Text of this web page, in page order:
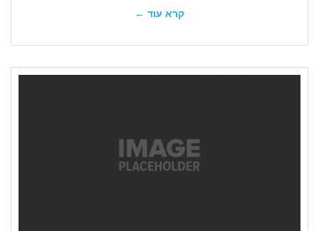
קרא עוד ←